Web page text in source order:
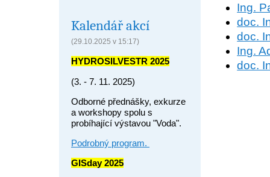
Kalendář akcí
(29.10.2025 v 15:17)
HYDROSILVESTR 2025
(3. - 7. 11. 2025)
Odborné přednášky, exkurze
a workshopy spolu s
probíhající výstavou "Voda".
Podrobný program.
GISday 2025
Ing.
doc.
doc.
Ing.
doc.